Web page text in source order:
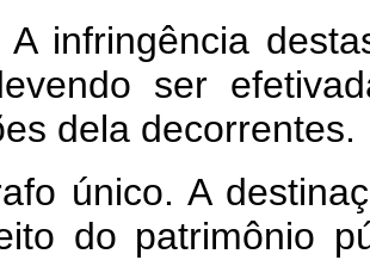
A infringência
ser
dela decorrentes.
único. A
do patrimônio